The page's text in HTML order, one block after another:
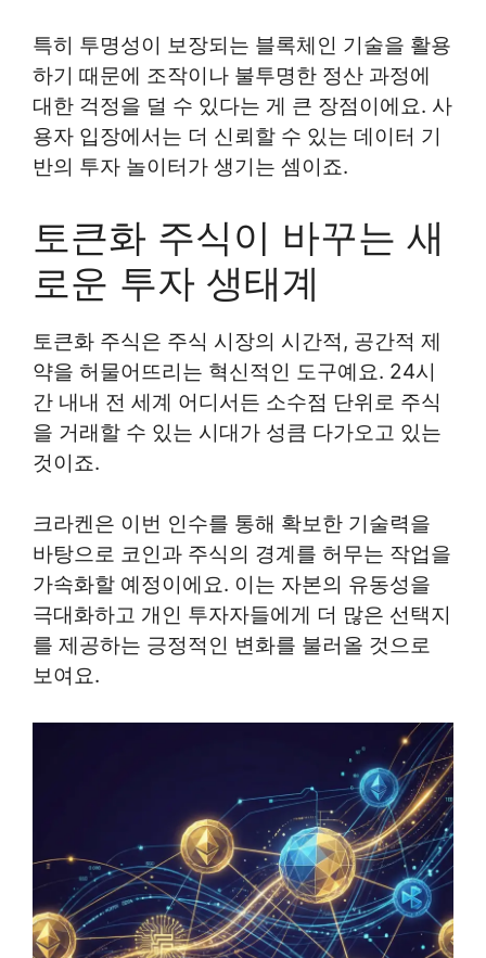
특히 투명성이 보장되는 블록체인 기술을 활용
하기 때문에 조작이나 불투명한 정산 과정에
대한 걱정을 덜 수 있다는 게 큰 장점이에요. 사
용자 입장에서는 더 신뢰할 수 있는 데이터 기
반의 투자 놀이터가 생기는 셈이죠.
토큰화 주식이 바꾸는 새
로운 투자 생태계
토큰화 주식은 주식 시장의 시간적, 공간적 제
약을 허물어뜨리는 혁신적인 도구예요. 24시
간 내내 전 세계 어디서든 소수점 단위로 주식
을 거래할 수 있는 시대가 성큼 다가오고 있는
것이죠.
크라켄은 이번 인수를 통해 확보한 기술력을
바탕으로 코인과 주식의 경계를 허무는 작업을
가속화할 예정이에요. 이는 자본의 유동성을
극대화하고 개인 투자자들에게 더 많은 선택지
를 제공하는 긍정적인 변화를 불러올 것으로
보여요.